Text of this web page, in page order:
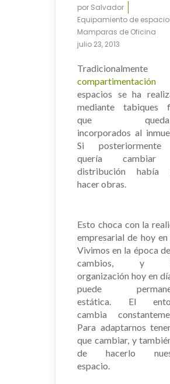
por Salvador
Equipamiento de
Mamparas de Oficina
julio 23, 2013
compartimentación
espacios se ha
mediante tabiques
que
incorporados al
Si
quería cambiar
distribución había
hacer obras.
Esto choca con la
empresarial de hoy en
Vivimos en la época
cambios, y
organización hoy en
puede
estática. El
cambia
Para adaptarnos
que cambiar, y
de hacerlo
espacio.